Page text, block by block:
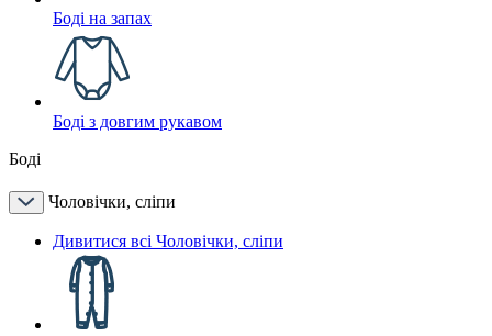
Боді на запах
Боді з довгим рукавом
Боді
Чоловічки, сліпи
Дивитися всі Чоловічки, сліпи